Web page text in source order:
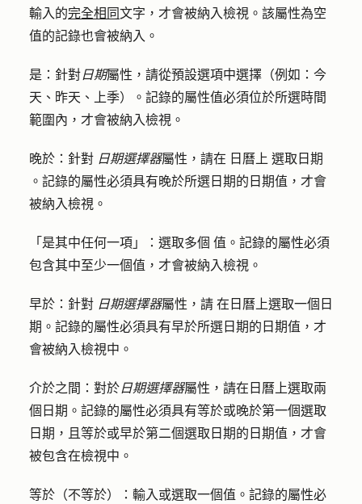
輸入的完全相同文字，才會被納入檢視。該屬性為空
值的記錄也會被納入。
是： 針對日期屬性，請從預設選項中選擇（例如：今
天、昨天、上季）。記錄的屬性值必須位於所選時間
範圍內，才會被納入檢視。
晚於：針對 日期選擇器屬性， 請在 日曆 上 選取 日期
。記錄的屬性必須具有晚於所選日期的日期值，才會
被納入檢視。
「是其中任何一項」： 選取多個 值。 記錄的屬性必須
包含其中至少一個值，才會被納入檢視。
早於：針對 日期選擇器屬性， 請 在日曆上選取一個 日
期 。記錄的屬性必須具有早於所選日期的日期值，才
會被納入檢視中。
介於之間 ：對於日期選擇器屬性，請在日曆上選取兩
個 日期 。記錄的屬性必須具有等於或晚於第一個選取
日期，且等於或早於第二個選取日期的日期值，才會
被包含在檢視中。
等於（不等於）： 輸入或選取一個值 。記錄的屬性必